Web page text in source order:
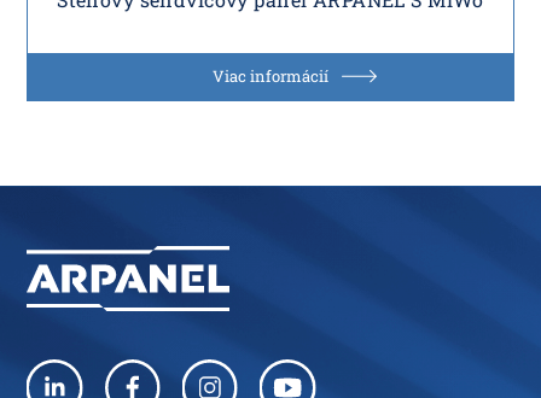
Viac informácií